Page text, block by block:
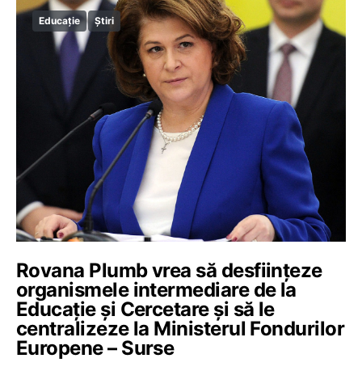
Educație Știri
Rovana Plumb vrea să desființeze
organismele intermediare de la
Educație și Cercetare și să le
centralizeze la Ministerul Fondurilor
Europene – Surse